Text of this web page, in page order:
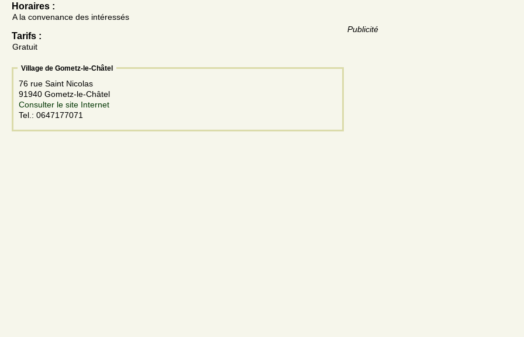
Publicité
Horaires :
A la convenance des intéressés
Tarifs :
Gratuit
Village de Gometz-le-Châtel
76 rue Saint Nicolas
91940 Gometz-le-Châtel
Consulter le site Internet
Tel.: 0647177071